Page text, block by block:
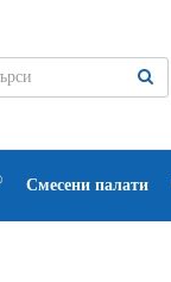
Смесени палати